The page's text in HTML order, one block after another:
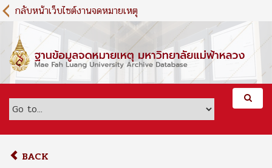
S
k
m
c
กลับหน้าเว็บไซต์งานจดหมายเหตุ
BACK